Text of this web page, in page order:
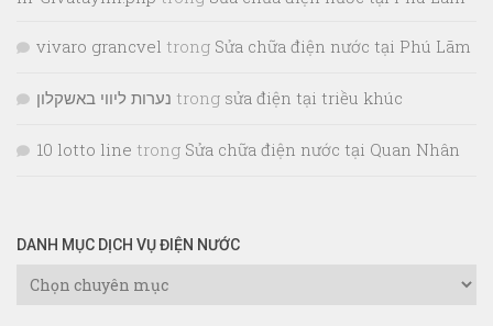
vivaro grancvel trong Sửa chữa điện nước tại Phú Lãm
נערות ליווי באשקלון trong sửa điện tại triều khúc
10 lotto line trong Sửa chữa điện nước tại Quan Nhân
DANH MỤC DỊCH VỤ ĐIỆN NƯỚC
Danh